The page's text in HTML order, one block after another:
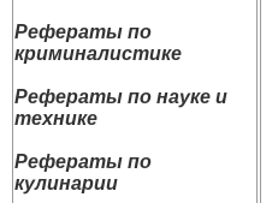
Рефераты по
криминалистике
Рефераты по науке и
технике
Рефераты по
кулинарии